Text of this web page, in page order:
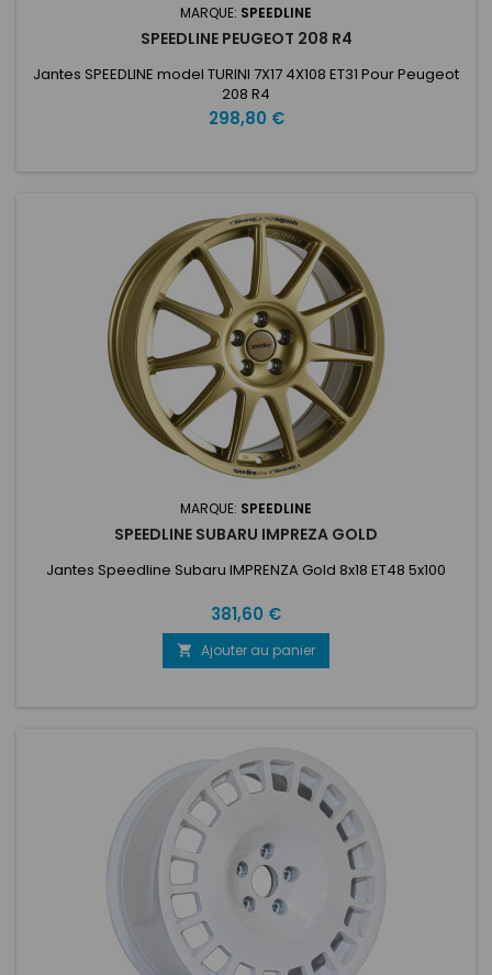
MARQUE: SPEEDLINE
SPEEDLINE PEUGEOT 208 R4
Jantes SPEEDLINE model TURINI 7X17 4X108 ET31 Pour Peugeot
208 R4
Prix
298,80 €
MARQUE: SPEEDLINE
SPEEDLINE SUBARU IMPREZA GOLD
Jantes Speedline Subaru IMPRENZA Gold 8x18 ET48 5x100
Prix
381,60 €
 Ajouter au panier